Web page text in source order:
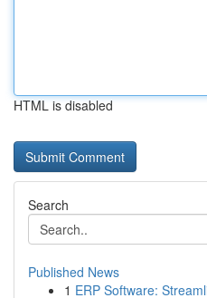
HTML is disabled
Search
Published News
1 ERP Software: